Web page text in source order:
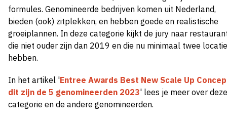
formules. Genomineerde bedrijven komen uit Nederland,
bieden (ook) zitplekken, en hebben goede en realistische
groeiplannen. In deze categorie kijkt de jury naar
die niet ouder zijn dan 2019 en die nu minimaal twee
hebben.
In het artikel 'Entree Awards Best New Scale Up
dit zijn de 5 genomineerden 2023' lees je meer over deze
categorie en de andere genomineerden.